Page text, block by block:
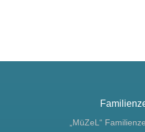
„MüZeL“